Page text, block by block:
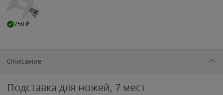
750₽
Описание
Подставка для ножей, 7 мест